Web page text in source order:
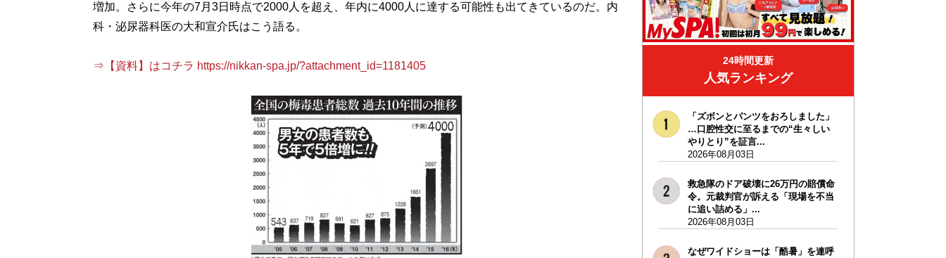
増加。さらに今年の7月3日時点で2000人を超え、年内に4000人に達する可能性も出てきているのだ。内
科・泌尿器科医の大和宣介氏はこう語る。
⇒【資料】はコチラ https://nikkan-spa.jp/?attachment_id=1181405 24時間更新
人気ランキング
「ズボンとパンツをおろしました」
…口腔性交に至るまでの“生々しい
やりとり”を証言...
2026年08月03日
救急隊のドア破壊に26万円の賠償命
令。元裁判官が訴える「現場を不当
に追い詰める」...
2026年08月03日
なぜワイドショーは「酷暑」を連呼